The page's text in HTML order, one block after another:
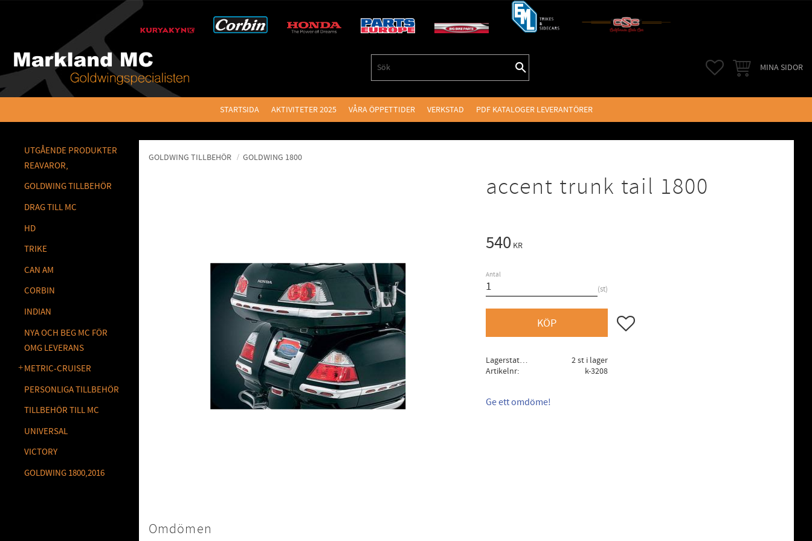
FAVORITER
KUNDVAGNMINA SIDOR
STARTSIDA AKTIVITETER 2025 VÅRA ÖPPETTIDER VERKSTAD PDF KATALOGER LEVERANTÖRER
GOLDWING TILLBEHÖR GOLDWING 1800
accent trunk tail 1800
540KR
Antal
st
KÖP Lägg till i favoriter
Lagerstatus
2 st i lager
Artikelnr
k-3208
Ge ett omdöme!
Omdömen
UTGÅENDE PRODUKTER
REAVAROR,
GOLDWING TILLBEHÖR
DRAG TILL MC
HD
TRIKE
CAN AM
CORBIN
INDIAN
NYA OCH BEG MC FÖR
OMG LEVERANS
METRIC-CRUISER
PERSONLIGA TILLBEHÖR
TILLBEHÖR TILL MC
UNIVERSAL
VICTORY
GOLDWING 1800,2016